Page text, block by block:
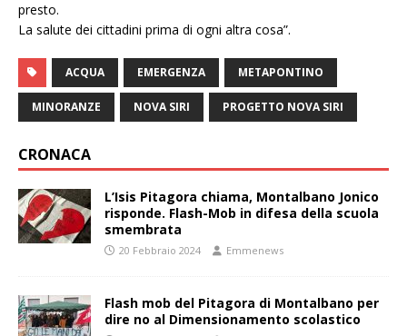
presto.
La salute dei cittadini prima di ogni altra cosa”.
ACQUA EMERGENZA METAPONTINO
MINORANZE NOVA SIRI PROGETTO NOVA SIRI
CRONACA
L’Isis Pitagora chiama, Montalbano Jonico
risponde. Flash-Mob in difesa della scuola
smembrata
20 Febbraio 2024 Emmenews
Flash mob del Pitagora di Montalbano per
dire no al Dimensionamento scolastico